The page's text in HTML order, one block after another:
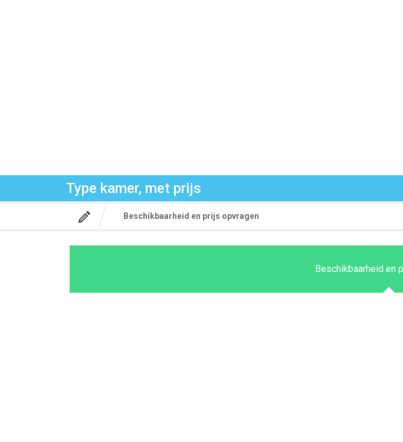
Type kamer, met prijs
Beschikbaarheid en prijs opvragen
Beschikbaarheid en